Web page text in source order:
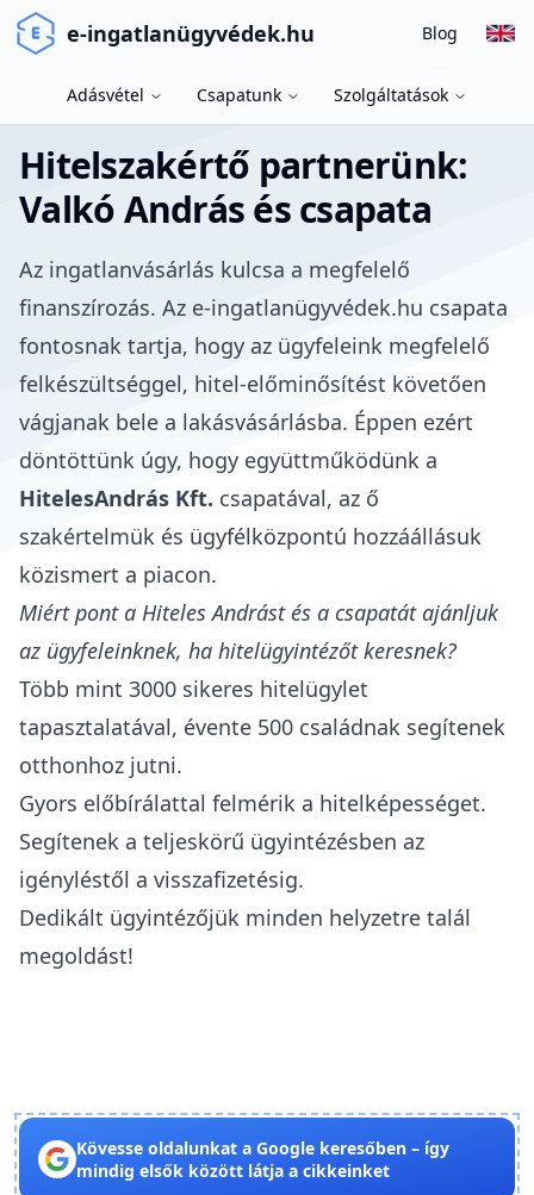
e-ingatlanügyvédek.hu Blog
Adásvétel Csapatunk Szolgáltatások
Hitelszakértő partnerünk:
Valkó András és csapata
Az ingatlanvásárlás kulcsa a megfelelő
finanszírozás. Az e-ingatlanügyvédek.hu csapata
fontosnak tartja, hogy az ügyfeleink megfelelő
felkészültséggel, hitel-előminősítést követően
vágjanak bele a lakásvásárlásba. Éppen ezért
döntöttünk úgy, hogy együttműködünk a
HitelesAndrás Kft. csapatával, az ő
szakértelmük és ügyfélközpontú hozzáállásuk
közismert a piacon.
Miért pont a Hiteles Andrást és a csapatát ajánljuk
az ügyfeleinknek, ha hitelügyintézőt keresnek?
Több mint 3000 sikeres hitelügylet
tapasztalatával, évente 500 családnak segítenek
otthonhoz jutni.
Gyors előbírálattal felmérik a hitelképességet.
Segítenek a teljeskörű ügyintézésben az
igényléstől a visszafizetésig.
Dedikált ügyintézőjük minden helyzetre talál
megoldást!
Kövesse oldalunkat a Google keresőben – így
mindig elsők között látja a cikkeinket